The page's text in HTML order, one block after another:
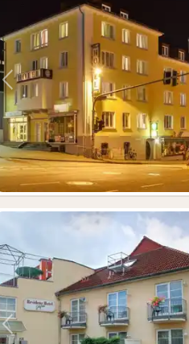
Vorige foto
Vorige foto